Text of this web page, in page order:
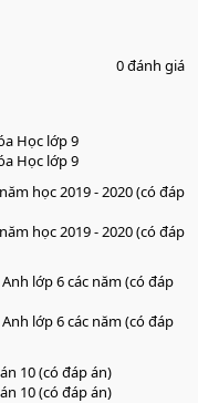
0 đánh giá
Học lớp 9
Học lớp 9
học 2019 - 2020 (có đáp
học 2019 - 2020 (có đáp
lớp 6 các năm (có đáp
lớp 6 các năm (có đáp
10 (có đáp án)
10 (có đáp án)